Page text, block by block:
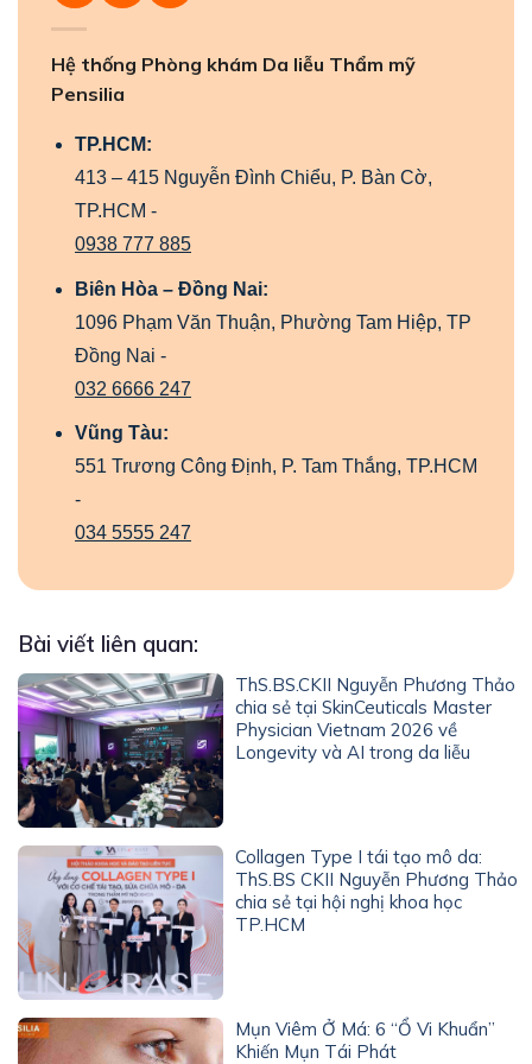
Hệ thống Phòng khám Da liễu Thẩm mỹ
Pensilia
TP.HCM:
413 – 415 Nguyễn Đình Chiểu, P. Bàn Cờ,
TP.HCM -
0938 777 885
Biên Hòa – Đồng Nai:
1096 Phạm Văn Thuận, Phường Tam Hiệp, TP
Đồng Nai -
032 6666 247
Vũng Tàu:
551 Trương Công Định, P. Tam Thắng, TP.HCM
-
034 5555 247
Bài viết liên quan:
ThS.BS.CKII Nguyễn Phương Thảo
chia sẻ tại SkinCeuticals Master
Physician Vietnam 2026 về
Longevity và AI trong da liễu
Collagen Type I tái tạo mô da:
ThS.BS CKII Nguyễn Phương Thảo
chia sẻ tại hội nghị khoa học
TP.HCM
Mụn Viêm Ở Má: 6 “Ổ Vi Khuẩn”
Khiến Mụn Tái Phát